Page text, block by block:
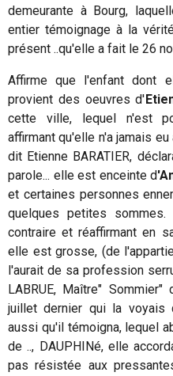
demeurante à Bourg,
entier témoignage à la
présent ..qu'elle a fait le 26
Affirme que l'enfant dont
provient des oeuvres d'
cette ville, lequel n'est
affirmant qu'elle n'a jamais
dit Etienne BARATIER,
parole... elle est enceinte d
et certaines personnes
quelques petites
contraire et réaffirmant en
elle est grosse, (de
l'aurait de sa profession
LABRUE, Maître"
juillet dernier qui la voyais
aussi qu'il témoigna, lequel
de .., DAUPHINé, elle
pas résistée aux